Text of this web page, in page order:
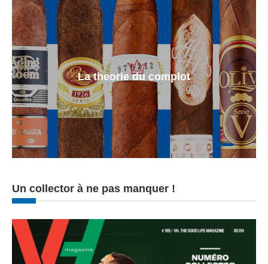
La theorie du complot
Un collector à ne pas manquer !